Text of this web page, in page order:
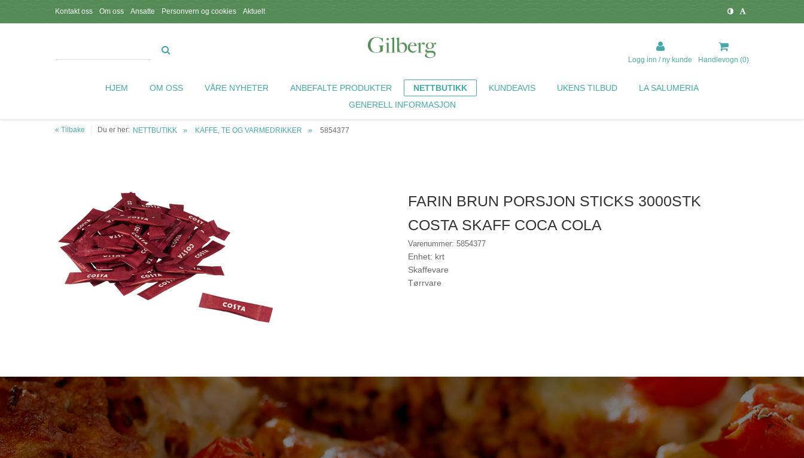
Kontakt oss Om oss Ansatte Personvern og cookies Aktuelt
Logg inn / ny kunde Handlevogn (0)
HJEM OM OSS VÅRE NYHETER ANBEFALTE PRODUKTER NETTBUTIKK KUNDEAVIS UKENS TILBUD
LA SALUMERIA
GENERELL INFORMASJON
« Tilbake Du er her: NETTBUTIKK KAFFE, TE OG VARMEDRIKKER 5854377
FARIN BRUN PORSJON STICKS 3000STK
COSTA SKAFF COCA COLA
Varenummer: 5854377
Enhet: krt
Skaffevare
Tørrvare